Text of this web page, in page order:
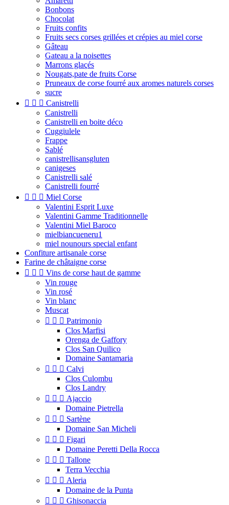
Bonbons
Chocolat
Fruits confits
Fruits secs corses grillées et crépies au miel corse
Gâteau
Gateau a la noisettes
Marrons glaçés
Nougats,pate de fruits Corse
Pruneaux de corse fourré aux aromes naturels corses
sucre
   Canistrelli
Canistrelli
Canistrelli en boite déco
Cuggiulele
Frappe
Sablé
canistrellisansgluten
canigeses
Canistrelli salé
Canistrelli fourré
   Miel Corse
Valentini Esprit Luxe
Valentini Gamme Traditionnelle
Valentini Miel Baroco
mielbiancueneru1
miel nounours special enfant
Confiture artisanale corse
Farine de châtaigne corse
   Vins de corse haut de gamme
Vin rouge
Vin rosé
Vin blanc
Muscat
   Patrimonio
Clos Marfisi
Orenga de Gaffory
Clos San Quilico
Domaine Santamaria
   Calvi
Clos Culombu
Clos Landry
   Ajaccio
Domaine Pietrella
   Sartène
Domaine San Micheli
   Figari
Domaine Peretti Della Rocca
   Tallone
Terra Vecchia
   Aleria
Domaine de la Punta
   Ghisonaccia